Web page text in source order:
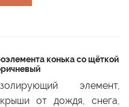
конька со щёткой
элемент,
от дождя, снега,